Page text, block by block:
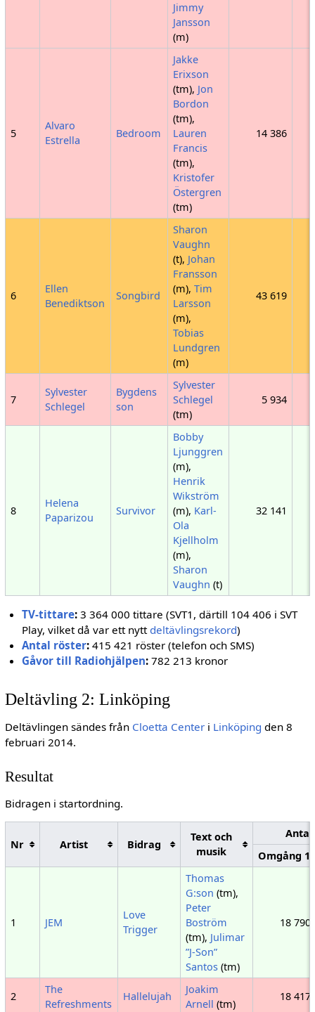
Jimmy
Jansson
(m)
5
Alvaro
Estrella
Bedroom
Jakke
Erixson
(tm), Jon
Bordon
(tm),
Lauren
Francis
(tm),
Kristofer
Östergren
(tm)
14 386
6
Ellen
Benediktson
Songbird
Sharon
Vaughn
(t), Johan
Fransson
(m),Tim
Larsson
(m),
Tobias
Lundgren
(m)
43 619
7
Sylvester
Schlegel
Bygdens
son
Sylvester
Schlegel
(tm)
5 934
8
Helena
Paparizou
Survivor
Bobby
Ljunggren
(m),
Henrik
Wikström
(m), Karl-
Ola
Kjellholm
(m),
Sharon
Vaughn (t)
32 141
TV-tittare: 3 364 000 tittare (SVT1, därtill 104 406 i SVT
Play, vilket då var ett nytt deltävlingsrekord)
Antal röster: 415 421 röster (telefon och SMS)
Gåvor till Radiohjälpen: 782 213 kronor
Deltävling 2: Linköping
Deltävlingen sändes från Cloetta Centeri Linköping den 8
februari 2014.
Resultat
Bidragen i startordning.
Nr Artist Bidrag
Text och
musik
Omgång 1
1 JEM
Love
Trigger
Thomas
G:son (tm),
Peter
Boström
(tm), Julimar
”J-Son”
Santos (tm)
18 790
2
The
Refreshments
Hallelujah
Joakim
Arnell (tm)
18 417